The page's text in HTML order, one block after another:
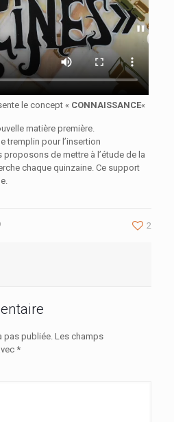
le concept « CONNAISSANCE«
matière première.
tremplin pour l’insertion
de mettre à l’étude de la
chaque quinzaine. Ce support
2
pas publiée. Les champs
*